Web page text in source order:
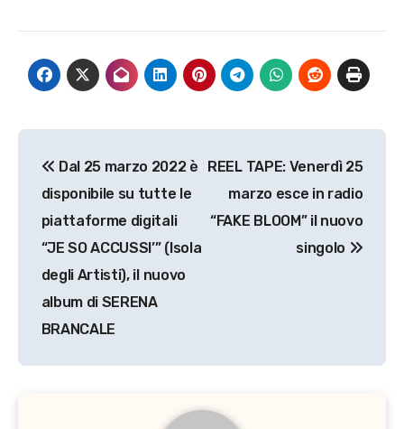
articoli
Dal 25 marzo 2022 è
disponibile su tutte le
piattaforme digitali
“JE SO ACCUSSI’” (Isola
degli Artisti), il nuovo
album di SERENA
BRANCALE
REEL TAPE: Venerdì 25
marzo esce in radio
“FAKE BLOOM” il nuovo
singolo